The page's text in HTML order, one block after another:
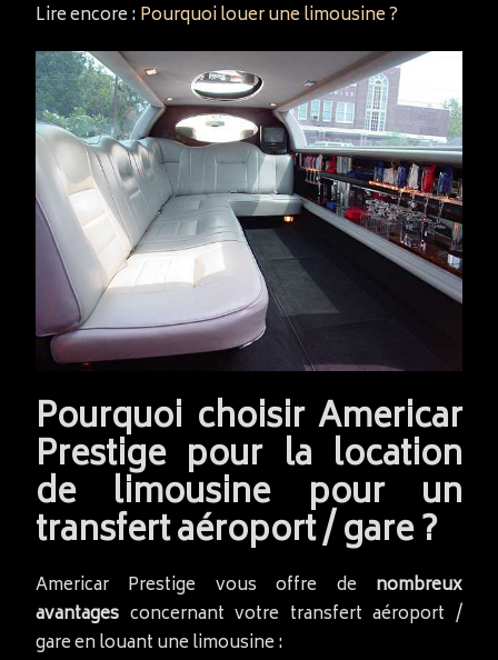
Lire encore :Pourquoi louer une limousine ?
Pourquoi choisir Americar
Prestige pour la location
de limousine pour un
transfert aéroport / gare ?
Americar Prestige vous offre de nombreux
avantages concernant votre transfert aéroport /
gare en louant une limousine :